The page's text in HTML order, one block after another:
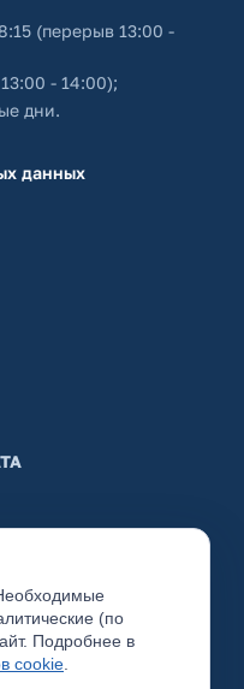
(перерыв 13:00 -
- 14:00);
дни.
данных
(по
Подробнее в
cookie